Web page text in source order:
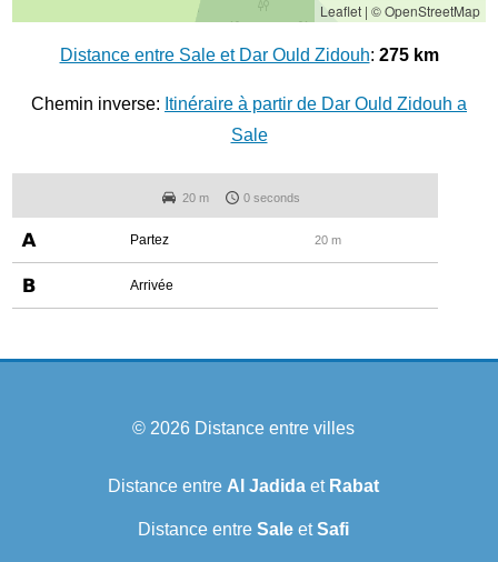
Leaflet| © OpenStreetMap
Distance entre Sale et Dar Ould Zidouh: 275 km
Chemin inverse: Itinéraire à partir de Dar Ould Zidouh a
Sale
20 m 0 seconds
Partez 20 m
Arrivée
© 2026 Distance entre villes
Distance entre Al Jadida et Rabat
Distance entre Sale etSafi